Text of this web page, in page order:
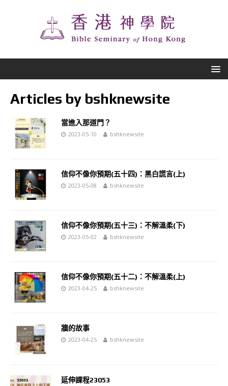
Articles by bshknewsite
當進入那道門？
2023-05-10 bshknewsite
信仰不像你預期(五十四)：黑白謊言(上)
2023-05-08 bshknewsite
信仰不像你預期(五十三)：不解溫柔(下)
2023-05-02 bshknewsite
信仰不像你預期(五十二)：不解溫柔(上)
2023-04-25 bshknewsite
牆的故事
2023-04-25 bshknewsite
延伸課程23053